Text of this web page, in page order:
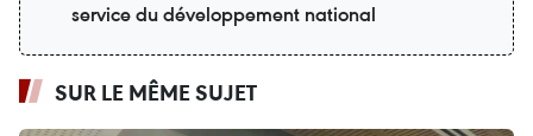
service du développement national
SUR LE MÊME SUJET